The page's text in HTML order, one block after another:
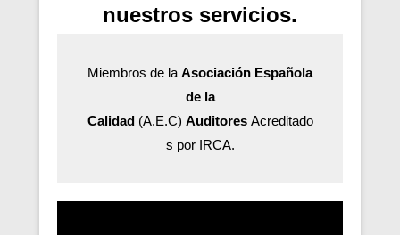
nuestros servicios.
Miembros de la Asociación Española
de la
Calidad(A.E.C) AuditoresAcreditado
s por IRCA.